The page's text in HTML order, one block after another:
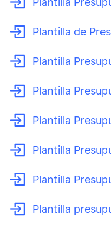
Plantilla de
Plantilla
Plantilla
Plantilla
Plantilla
Plantilla
Plantilla